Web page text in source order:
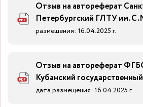
Отзыв на автореферат
Петербургский ГЛТУ им.
размещения: 16.04.2025 г.
Отзыв на автореферат
Кубанский
дата размещения: 16.04.2025 г.